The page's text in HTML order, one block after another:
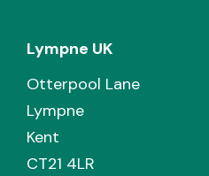
Lympne UK
Otterpool Lane
Lympne
Kent
CT21 4LR